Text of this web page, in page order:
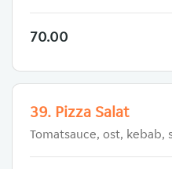
70.00
39. Pizza Salat
Tomatsauce, ost, kebab,